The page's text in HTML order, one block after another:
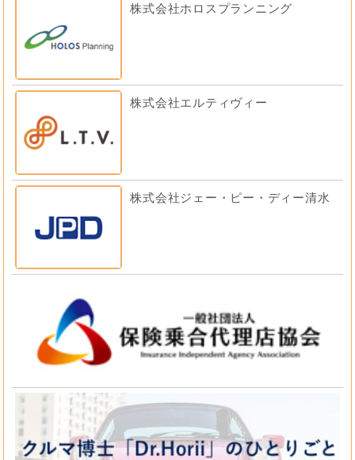
株式会社ホロスプランニング
株式会社エルティヴィー
株式会社ジェー・ピー・ディー清水